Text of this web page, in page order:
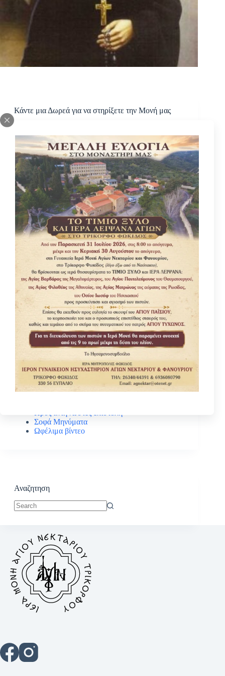
Κάντε μια Δωρεά για να στηρίξετε την Μονή μας
Κατηγοριες
Βίοι Αγίων
Γέροντας Νεκτάριος Μουλατσιώτης
Διάφορα ψυχωφελή κείμενα
Κάτι ενδιαφέρον
Νέα – Ανακοινώσεις
Σοφά Μηνύματα
Ωφέλιμα βίντεο
Αναζητηση